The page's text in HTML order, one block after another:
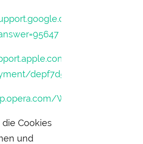
chrome/bin/
de-
depf7d5714d4/web
Windows/10.20/
Cookies
und